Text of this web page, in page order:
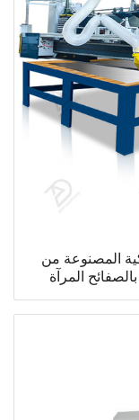
المصنوعة من